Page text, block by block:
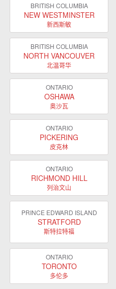
BRITISH COLUMBIA
NEW WESTMINSTER
新西斯敏
BRITISH COLUMBIA
NORTH VANCOUVER
北温哥华
ONTARIO
OSHAWA
奥沙瓦
ONTARIO
PICKERING
皮克林
ONTARIO
RICHMOND HILL
列治文山
PRINCE EDWARD ISLAND
STRATFORD
斯特拉特福
ONTARIO
TORONTO
多伦多